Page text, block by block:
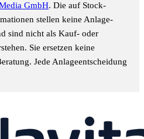
GmbH. Die auf Stock-
stellen keine Anlage-
sind nicht als Kauf- oder
Sie ersetzen keine
Jede Anlageentscheidung